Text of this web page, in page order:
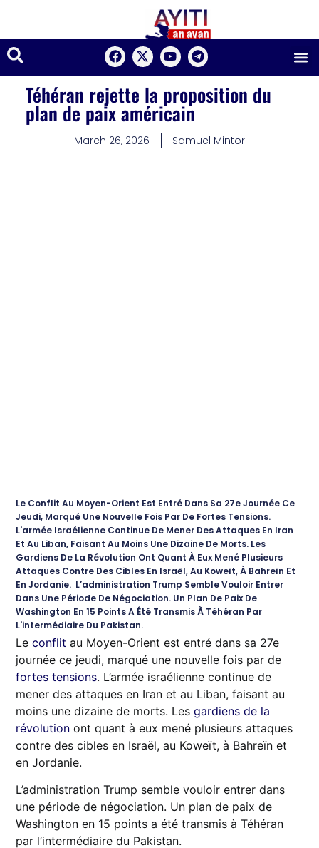
Téhéran rejette la proposition du
plan de paix américain
March 26, 2026 Samuel Mintor
Le Conflit Au Moyen-Orient Est Entré Dans Sa 27e Journée Ce
Jeudi, Marqué Une Nouvelle Fois Par De Fortes Tensions.
L'armée Israélienne Continue De Mener Des Attaques En Iran
Et Au Liban, Faisant Au Moins Une Dizaine De Morts. Les
Gardiens De La Révolution Ont Quant À Eux Mené Plusieurs
Attaques Contre Des Cibles En Israël, Au Koweït, À Bahreïn Et
En Jordanie. L’administration Trump Semble Vouloir Entrer
Dans Une Période De Négociation. Un Plan De Paix De
Washington En 15 Points A Été Transmis À Téhéran Par
L'intermédiaire Du Pakistan.
Leconflit au Moyen-Orient est entré dans sa 27e
journée ce jeudi, marqué une nouvelle fois par de
fortes tensions. L’armée israélienne continue de
mener des attaques en Iran et au Liban, faisant au
moins une dizaine de morts. Lesgardiens de la
révolution ont quant à eux mené plusieurs attaques
contre des cibles en Israël, au Koweït, à Bahreïn et
en Jordanie.
L’administration Trump semble vouloir entrer dans
une période de négociation. Un plan de paix de
Washington en 15 points a été transmis à Téhéran
par l’intermédiaire du Pakistan.